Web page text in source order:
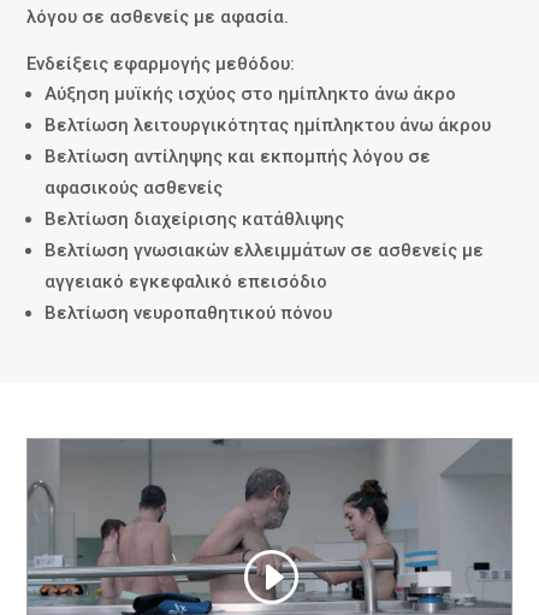
λόγου σε ασθενείς με αφασία.
Ενδείξεις εφαρμογής μεθόδου:
Αύξηση μυϊκής ισχύος στο ημίπληκτο άνω άκρο
Βελτίωση λειτουργικότητας ημίπληκτου άνω άκρου
Βελτίωση αντίληψης και εκπομπής λόγου σε
αφασικούς ασθενείς
Βελτίωση διαχείρισης κατάθλιψης
Βελτίωση γνωσιακών ελλειμμάτων σε ασθενείς με
αγγειακό εγκεφαλικό επεισόδιο
Βελτίωση νευροπαθητικού πόνου